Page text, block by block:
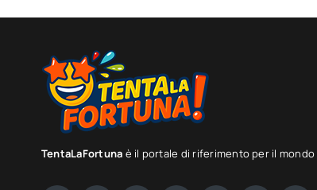
TentaLaFortuna è il portale di riferimento per il